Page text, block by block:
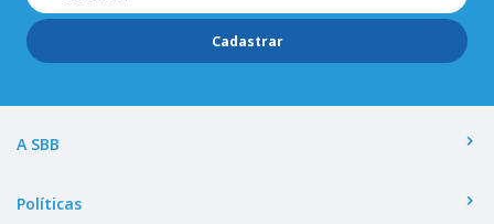
Cadastrar
A SBB
Políticas